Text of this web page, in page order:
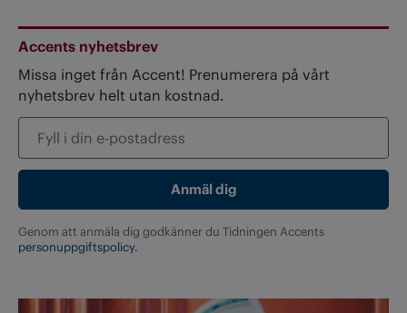
Accents nyhetsbrev
Missa inget från Accent! Prenumerera på vårt
nyhetsbrev helt utan kostnad.
Genom att anmäla dig godkänner du Tidningen Accents
personuppgiftspolicy.